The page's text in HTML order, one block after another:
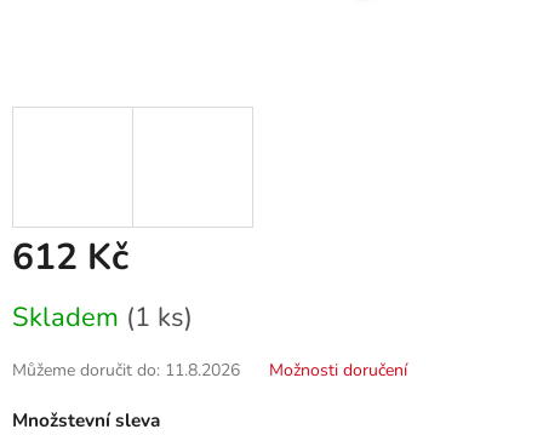
612 Kč
cena:
Skladem (1 ks)
Můžeme doručit do: 11.8.2026 Možnosti doručení
Množstevní sleva